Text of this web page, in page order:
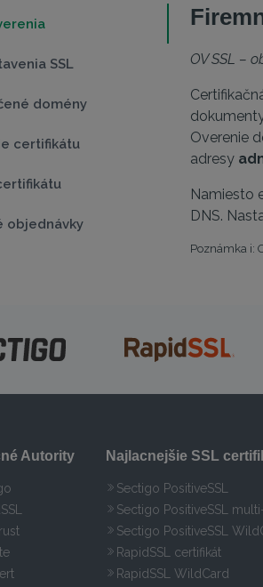
SSL
domény
certifikátu
objednávky
OV SSL –
Overenie
adresy
Namiesto
DNS.
Poznámka i:
Autority Najlacnejšie SSL
Sectigo PositiveSSL
Sectigo PositiveSSL
Sectigo PositiveSSL
RapidSSL certifikát
RapidSSL WildCard